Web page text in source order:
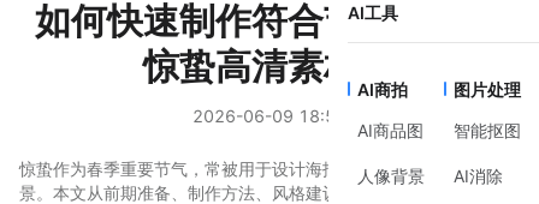
AI工具
AI商拍
AI商品图
人像背景
图片处理
智能抠图
AI消除
如何快速制作符合节气主题的
惊蛰高清素材？
2026-06-09 18:57
惊蛰作为春季重要节气，常被用于设计海报、社交媒体配图等场
景。本文从前期准备、制作方法、风格建议到工具辅助，系统梳理